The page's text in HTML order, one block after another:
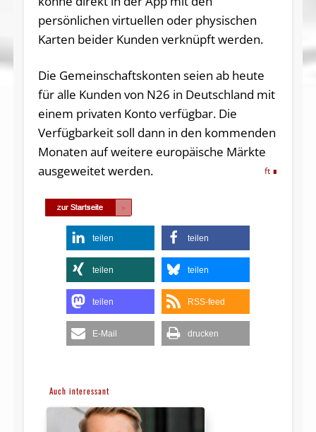
persönlichen virtuellen oder physischen
Karten beider Kunden verknüpft werden.
Die Gemeinschaftskonten seien ab heute
für alle Kunden von N26 in Deutschland mit
einem privaten Konto verfügbar. Die
Verfügbarkeit soll dann in den kommenden
Monaten auf weitere europäische Märkte
ausgeweitet werden.
ft
teilen teilen
teilen teilen
teilen RSS-feed
E-Mail drucken
Auch interessant